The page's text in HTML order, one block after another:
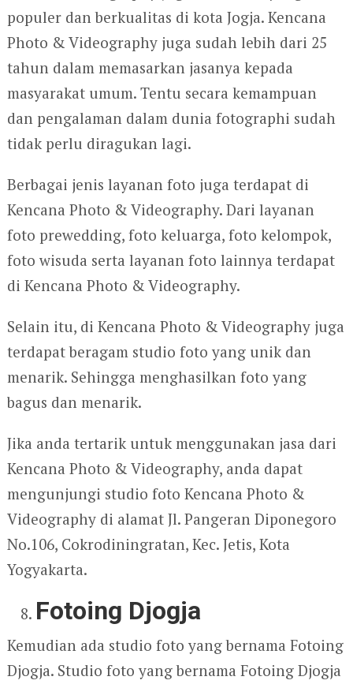
populer dan berkualitas di kota Jogja. Kencana
Photo & Videography juga sudah lebih dari 25
tahun dalam memasarkan jasanya kepada
masyarakat umum. Tentu secara kemampuan
dan pengalaman dalam dunia fotographi sudah
tidak perlu diragukan lagi.
Berbagai jenis layanan foto juga terdapat di
Kencana Photo & Videography. Dari layanan
foto prewedding, foto keluarga, foto kelompok,
foto wisuda serta layanan foto lainnya terdapat
di Kencana Photo & Videography.
Selain itu, di Kencana Photo & Videography juga
terdapat beragam studio foto yang unik dan
menarik. Sehingga menghasilkan foto yang
bagus dan menarik.
Jika anda tertarik untuk menggunakan jasa dari
Kencana Photo & Videography, anda dapat
mengunjungi studio foto Kencana Photo &
Videography di alamat Jl. Pangeran Diponegoro
No.106, Cokrodiningratan, Kec. Jetis, Kota
Yogyakarta.
Fotoing Djogja
Kemudian ada studio foto yang bernama Fotoing
Djogja. Studio foto yang bernama Fotoing Djogja